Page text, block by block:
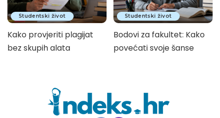
Studentski život
Kako provjeriti plagijat
bez skupih alata
Studentski život
Bodovi za fakultet: Kako
povećati svoje šanse